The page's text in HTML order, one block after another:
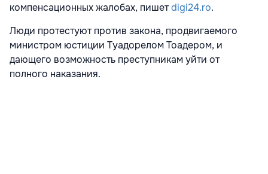
компенсационных жалобах, пишетdigi24.ro.
Люди протестуют против закона, продвигаемого
министром юстиции Туадорелом Тоадером, и
дающего возможность преступникам уйти от
полного наказания.